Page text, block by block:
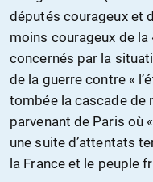
députés courageux et
moins courageux de
concernés par la
de la guerre contre «
tombée la cascade de
parvenant de Paris où
une suite d’attentats
la France et le peuple